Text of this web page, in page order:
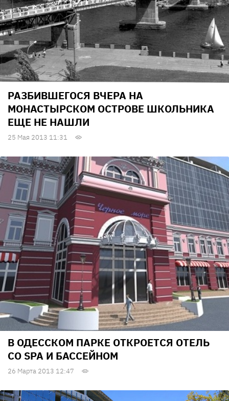
РАЗБИВШЕГОСЯ ВЧЕРА НА
МОНАСТЫРСКОМ ОСТРОВЕ ШКОЛЬНИКА
ЕЩЕ НЕ НАШЛИ
25 Мая 2013 11:31
В ОДЕССКОМ ПАРКЕ ОТКРОЕТСЯ ОТЕЛЬ
СО SPA И БАССЕЙНОМ
26 Марта 2013 12:47